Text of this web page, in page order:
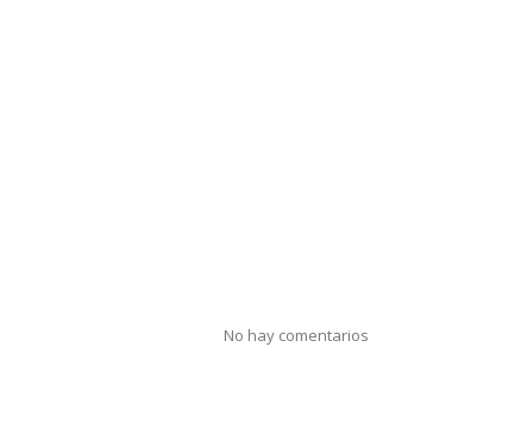
No hay comentarios